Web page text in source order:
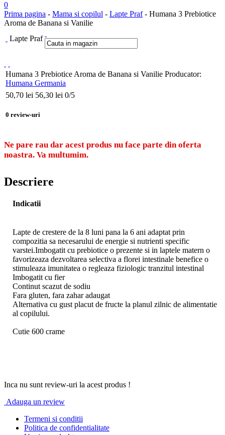
0
Prima pagina - Mama si copilul - Lapte Praf- Humana 3 Prebiotice
Aroma de Banana si Vanilie
Lapte Praf
Humana 3 Prebiotice Aroma de Banana si Vanilie Producator:
Humana Germania
50,70 lei 56,30 lei 0/5
0 review-uri
Ne pare rau dar acest produs nu face parte din oferta
noastra. Va multumim.
Descriere
Indicatii
Lapte de crestere de la 8 luni pana la 6 ani adaptat prin
compozitia sa necesarului de energie si nutrienti specific
varstei.Imbogatit cu prebiotice o prezente si in laptele matern o
favorizeaza dezvoltarea selectiva a florei intestinale benefice o
stimuleaza imunitatea o regleaza fiziologic tranzitul intestinal
Imbogatit cu fier
Continut scazut de sodiu
Fara gluten, fara zahar adaugat
Alternativa cu gust placut de fructe la planul zilnic de alimentatie
al copilului.
Cutie 600 crame
Inca nu sunt review-uri la acest produs !
Adauga un review
Termeni si conditii
Politica de confidentialitate